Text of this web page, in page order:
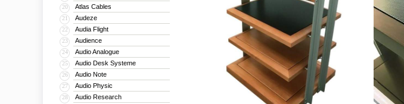
20 Atlas Cables
21 Audeze
22 Audia Flight
23 Audience
24 Audio Analogue
25 Audio Desk Systeme
26 Audio Note
27 Audio Physic
28 Audio Research